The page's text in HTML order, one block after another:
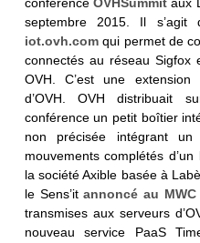
conférenceOVHSummit aux
septembre 2015. Il s’agit
iot.ovh.comqui permet de
connectés au réseau
OVH. C’est une extension
d’OVH. OVH distribuait
conférence un petit boîtier
non précisée intégrant
mouvements complétés
la société Axible basée à
le Sens’itannoncé au MWC
transmises aux serveurs
nouveau service PaaS